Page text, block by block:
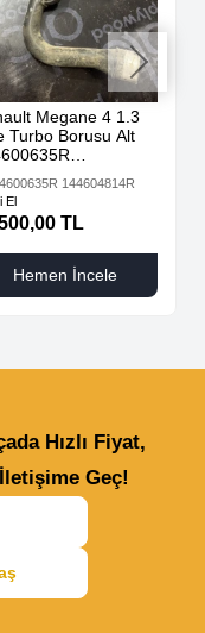
Megane 4 1.3
Turbo Borusu Alt
144604814R
El
TL
Hemen İncele
Hızlı Fiyat,
Geç!